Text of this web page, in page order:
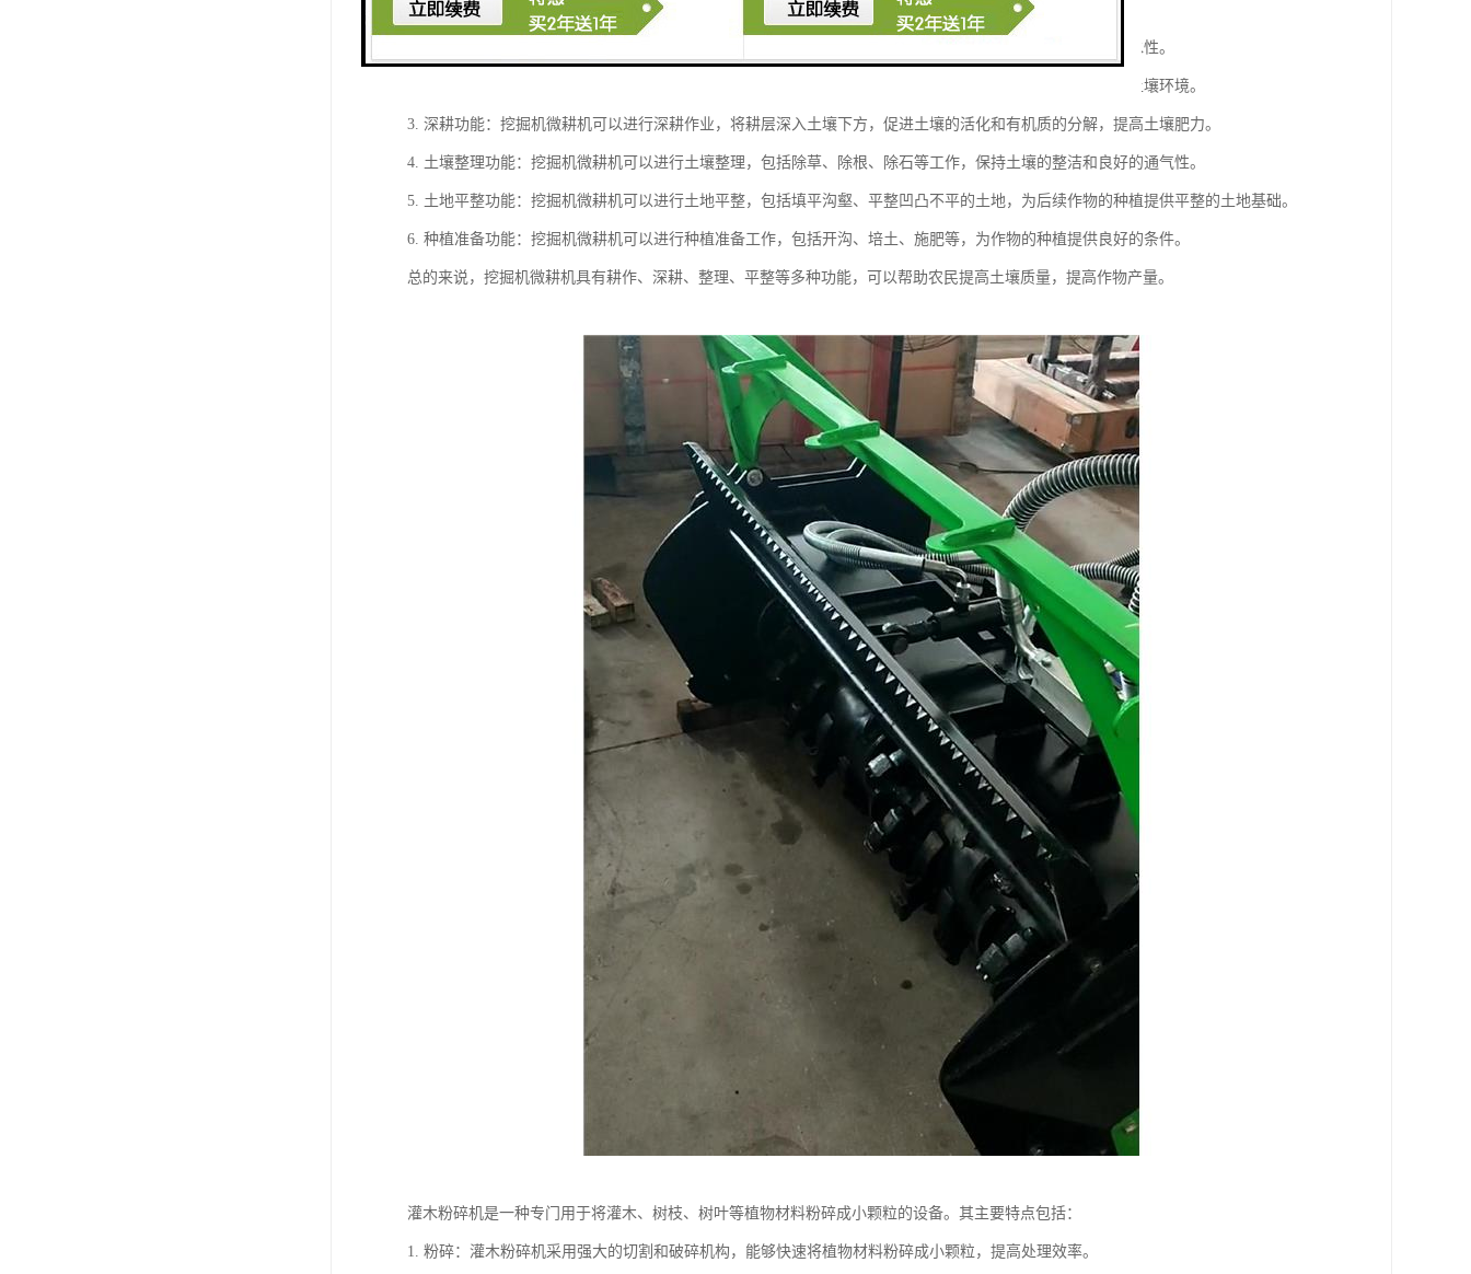
挖掘机微耕机是一种结合了挖掘机和微耕机功能的农业机械设备，具有以下功能：
1. 挖掘功能：挖掘机微耕机可以进行土地深翻、土壤松耕等工作，帮助改善土壤结构，增加土壤通气性和保水性。
2. 耕作功能：挖掘机微耕机可以进行耕作作业，包括翻耕、平整、开沟、培土等，为作物的种植提供良好的土壤环境。
3. 深耕功能：挖掘机微耕机可以进行深耕作业，将耕层深入土壤下方，促进土壤的活化和有机质的分解，提高土壤肥力。
4. 土壤整理功能：挖掘机微耕机可以进行土壤整理，包括除草、除根、除石等工作，保持土壤的整洁和良好的通气性。
5. 土地平整功能：挖掘机微耕机可以进行土地平整，包括填平沟壑、平整凹凸不平的土地，为后续作物的种植提供平整的土地基础。
6. 种植准备功能：挖掘机微耕机可以进行种植准备工作，包括开沟、培土、施肥等，为作物的种植提供良好的条件。
总的来说，挖掘机微耕机具有耕作、深耕、整理、平整等多种功能，可以帮助农民提高土壤质量，提高作物产量。
灌木粉碎机是一种专门用于将灌木、树枝、树叶等植物材料粉碎成小颗粒的设备。其主要特点包括：
1. 粉碎：灌木粉碎机采用强大的切割和破碎机构，能够快速将植物材料粉碎成小颗粒，提高处理效率。